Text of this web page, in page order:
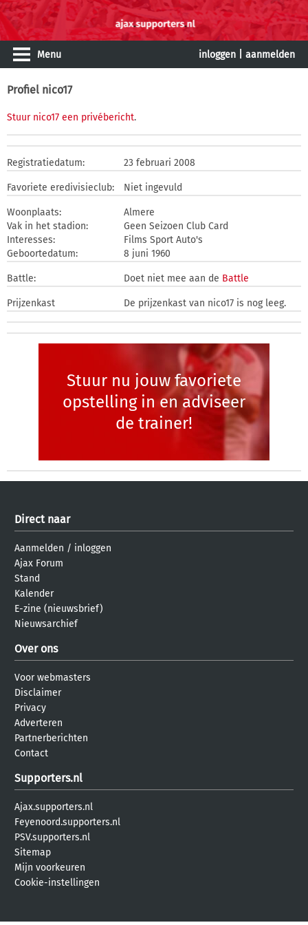
Menu inloggen aanmelden
Profiel nico17
Stuur nico17 een privébericht.
Registratiedatum: 23 februari 2008
Favoriete eredivisieclub: Niet ingevuld
Woonplaats:
Almere
Vak in het stadion:
Geen Seizoen Club Card
Interesses:
Films Sport Auto's
Geboortedatum:
8 juni 1960
Battle: Doet niet mee aan de Battle
Prijzenkast De prijzenkast van nico17 is nog leeg.
Stuur nu jouw favoriete
opstelling in en adviseer
de trainer!
Direct naar
Aanmelden / inloggen
Ajax Forum
Stand
Kalender
E-zine (nieuwsbrief)
Nieuwsarchief
Over ons
Voor webmasters
Disclaimer
Privacy
Adverteren
Partnerberichten
Contact
Supporters.nl
Ajax.supporters.nl
Feyenoord.supporters.nl
PSV.supporters.nl
Sitemap
Mijn voorkeuren
Cookie-instellingen